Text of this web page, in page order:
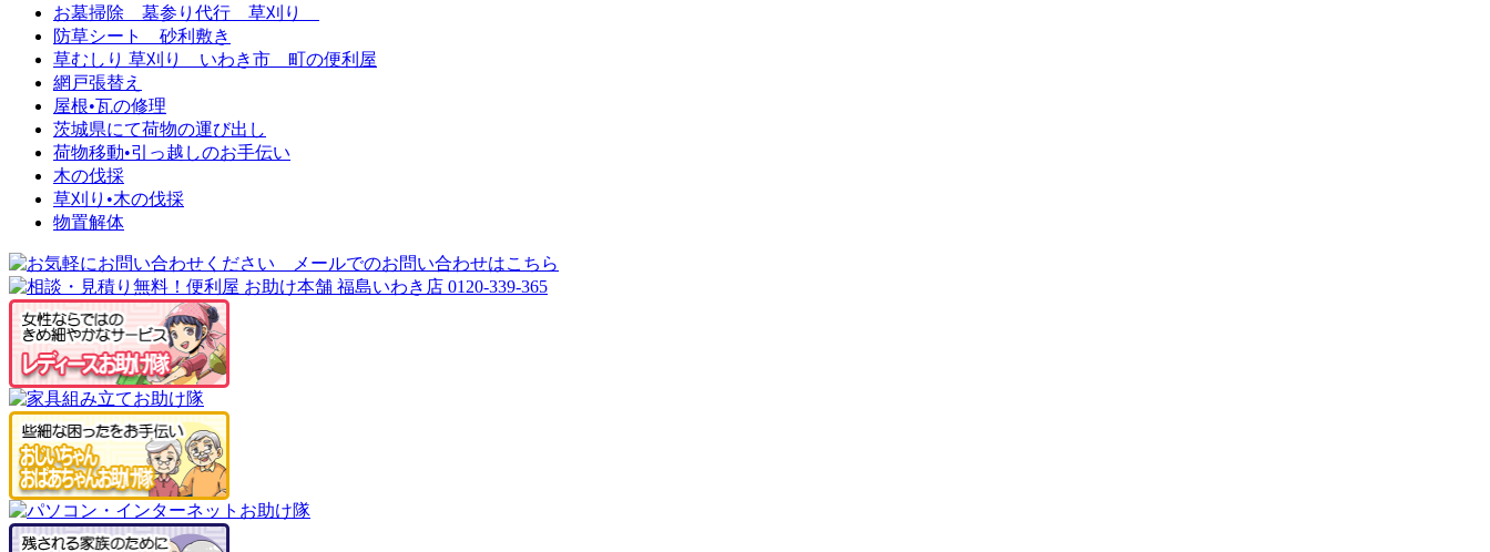
お墓掃除 墓参り代行 草刈り
防草シート 砂利敷き
草むしり 草刈り いわき市 町の便利屋
網戸張替え
屋根•瓦の修理
茨城県にて荷物の運び出し
荷物移動•引っ越しのお手伝い
木の伐採
草刈り•木の伐採
物置解体